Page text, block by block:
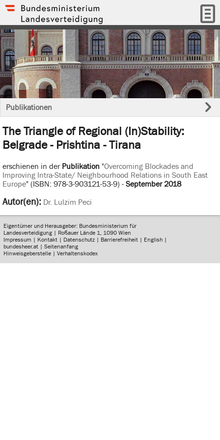
Publikationen
The Triangle of Regional (In)Stability:
Belgrade - Prishtina - Tirana
erschienen in der Publikation"Overcoming Blockades and
Improving Intra-State/ Neighbourhood Relations in South East
Europe" (ISBN: 978-3-903121-53-9) - September 2018
Autor(en): Dr. Lulzim Peci
Eigentümer und Herausgeber: Bundesministerium für
Landesverteidigung | Roßauer Lände 1, 1090 Wien
Impressum | Kontakt | Datenschutz | Barrierefreiheit | English |
bundesheer.at |Seitenanfang
Hinweisgeberstelle |Verhaltenskodex